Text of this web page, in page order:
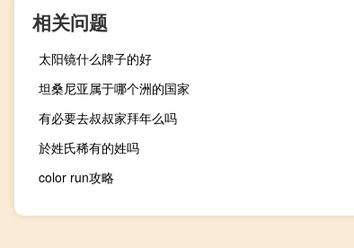
相关问题
太阳镜什么牌子的好
坦桑尼亚属于哪个洲的国家
有必要去叔叔家拜年么吗
於姓氏稀有的姓吗
color run攻略